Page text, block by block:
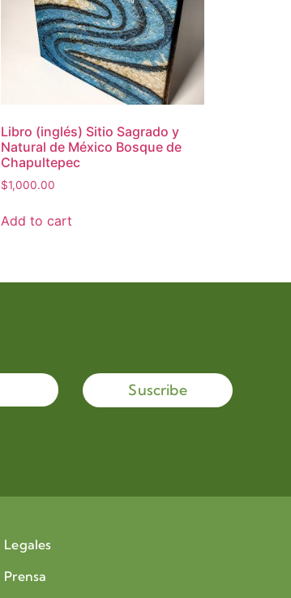
Libro (inglés) Sitio Sagrado y
Natural de México Bosque de
Chapultepec
$1,000.00
Add to cart
Suscribe
Legales
Prensa